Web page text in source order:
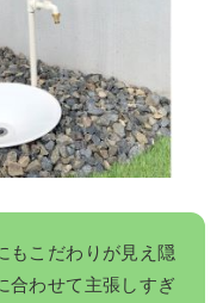
もこだわりが見え隠
合わせて主張しすぎ